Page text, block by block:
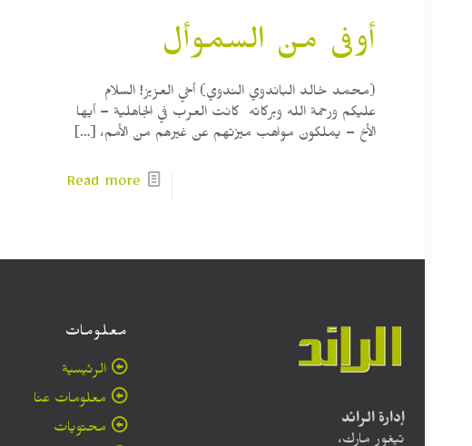
أوفى من السموأل
(محمد خالد الباندوي الندوي) أخي العزيز! السلام
عليكم ورحمة الله وبركاته كانت العرب في الجاهلية – أيها
الأخ – يملكون مواهب ميزتهم عن غيرهم من الأمم،[…]
Read more
إدارة الرائد
تيغور مارك،
معلومات
الرئيسية
معلومات عنا
محتويات